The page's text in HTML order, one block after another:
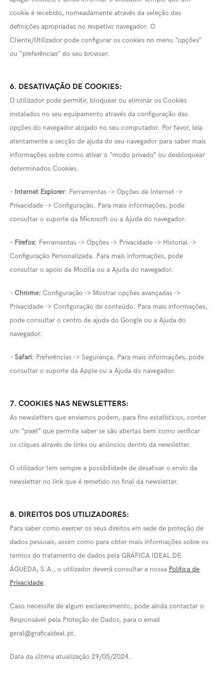
cookie é recebido, nomeadamente através da seleção das
definições apropriadas no respetivo navegador. O
Cliente/Utilizador pode configurar os cookies no menu “opções”
ou “preferências” do seu browser.
6. DESATIVAÇÃO DE COOKIES:
O utilizador pode permitir, bloquear ou eliminar os Cookies
instalados no seu equipamento através da configuração das
opções do navegador alojado no seu computador. Por favor, leia
atentamente a secção de ajuda do seu navegador para saber mais
informações sobre como ativar o “modo privado” ou desbloquear
determinados Cookies.
– Internet Explorer: Ferramentas -> Opções de Internet ->
Privacidade -> Configuração. Para mais informações, pode
consultar o suporte da Microsoft ou a Ajuda do navegador.
– Firefox: Ferramentas -> Opções -> Privacidade -> Historial ->
Configuração Personalizada. Para mais informações, pode
consultar o apoio da Mozilla ou a Ajuda do navegador.
– Chrome: Configuração -> Mostrar opções avançadas ->
Privacidade -> Configuração de conteúdo. Para mais informações,
pode consultar o centro de ajuda do Google ou a Ajuda do
navegador.
– Safari: Preferências -> Segurança. Para mais informações, pode
consultar o suporte da Apple ou a Ajuda do navegador.
7. COOKIES NAS NEWSLETTERS:
As newsletters que enviamos podem, para fins estatísticos, conter
um “pixel” que permite saber se são abertas bem como verificar
os cliques através de links ou anúncios dentro da newsletter.
O utilizador tem sempre a possibilidade de desativar o envio da
newsletter no link que é remetido no final da newsletter.
8. DIREITOS DOS UTILIZADORES:
Para saber como exercer os seus direitos em sede de proteção de
dados pessoais, assim como para obter mais informações sobre os
termos do tratamento de dados pela GRÁFICA IDEAL DE
ÁGUEDA, S.A., o utilizador deverá consultar a nossa Política de
Privacidade.
Caso necessite de algum esclarecimento, pode ainda contactar o
Responsável pela Proteção de Dados, para o email
geral@graficaideal.pt.
Data da última atualização 29/05/2024.